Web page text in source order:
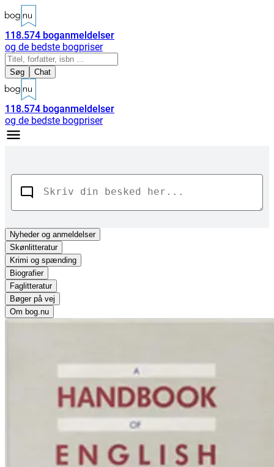
118.574 boganmeldelser
og de bedste bogpriser
Søg Chat
118.574 boganmeldelser
og de bedste bogpriser
Nyhederog anmeldelser
Skønlitteratur
Krimi og spænding
Biografier
Faglitteratur
Bøger på vej
Om bog.nu